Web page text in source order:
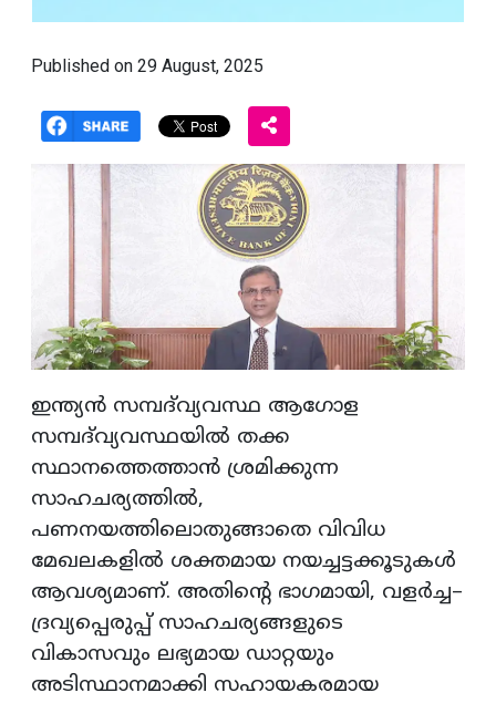
Published on 29 August, 2025
ഇന്ത്യൻ സമ്പദ്‌വ്യവസ്ഥ ആഗോള
സമ്പദ്‌വ്യവസ്ഥയിൽ തക്ക
സ്ഥാനത്തെത്താൻ ശ്രമിക്കുന്ന
സാഹചര്യത്തിൽ,
പണനയത്തിലൊതുങ്ങാതെ വിവിധ
മേഖലകളിൽ ശക്തമായ നയച്ചട്ടക്കൂടുകൾ
ആവശ്യമാണ്. അതിന്റെ ഭാഗമായി, വളർച്ച–
ദ്രവ്യപ്പെരുപ്പ് സാഹചര്യങ്ങളുടെ
വികാസവും ലഭ്യമായ ഡാറ്റയും
അടിസ്ഥാനമാക്കി സഹായകരമായ